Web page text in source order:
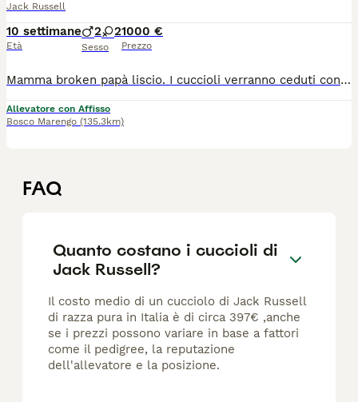
Jack Russell
10 settimane
Età
2 2
Sesso
1000 €
Prezzo
Mamma broken papà liscio. I cuccioli verranno ceduti con pedigree, chip, sverminati e vaccinati. Alleviamo jack russell dal 2020, il nostro obiettivo è di affidare un futuro compagno di vita perfetto per stare con il proprio padrone in casa e poi divertirsi insieme all'area aperta.
Allevatore con Affisso
Bosco Marengo (135.3km)
FAQ
Quanto costano i cuccioli di
Jack Russell?
Il costo medio di un cucciolo di Jack Russell
di razza pura in Italia è di circa 397€ ,anche
se i prezzi possono variare in base a fattori
come il pedigree, la reputazione
dell'allevatore e la posizione.